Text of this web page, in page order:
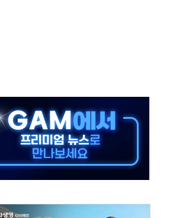
강한 비 이어져
여 사망
널티' 22개 과제 손본다
민 연대로 목소리 내야"
숨진 채 발견
설서 신경전 고조